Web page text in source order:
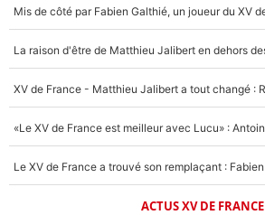
Un autre joueur
5%
ACTUS XV DE FRANCE